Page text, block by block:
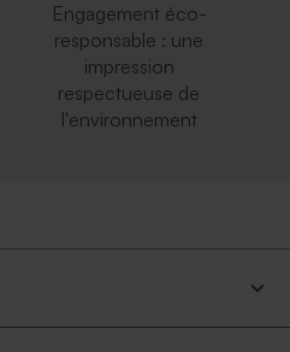
Engagement éco-
responsable : une
impression
respectueuse de
l'environnement